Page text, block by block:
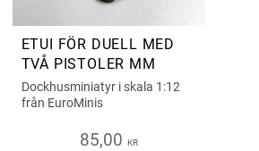
ETUI FÖR DUELL MED
TVÅ PISTOLER MM
Dockhusminiatyr i skala 1:12
från EuroMinis
85,00 KR